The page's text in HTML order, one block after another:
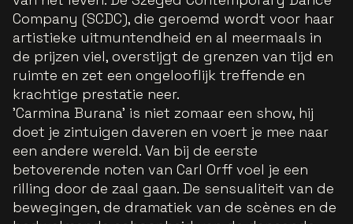
Company (SCDC), die geroemd wordt voor haar
artistieke uitmuntendheid en al meermaals in
de prijzen viel, overstijgt de grenzen van tijd en
ruimte en zet een ongelooflijk treffende en
krachtige prestatie neer.
'Carmina Burana' is niet zomaar een show, hij
doet je zintuigen daveren en voert je mee naar
een andere wereld. Van bij de eerste
betoverende noten van Carl Orff voel je een
rilling door de zaal gaan. De sensualiteit van de
bewegingen, de dramatiek van de scènes en de